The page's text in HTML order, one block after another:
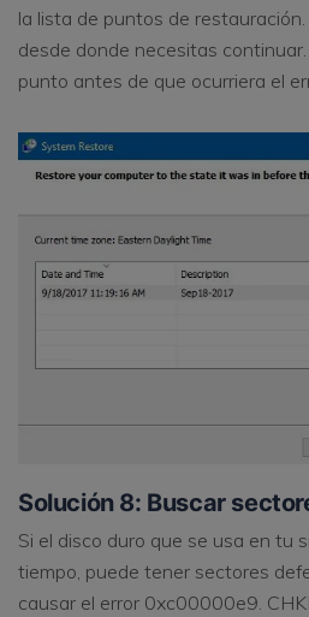
la lista de puntos de
desde donde necesitas
punto antes de que ocurriera el
Solución 8: Buscar
Si el disco duro que se usa en tu
tiempo, puede tener sectores
causar el error 0xc00000e9.